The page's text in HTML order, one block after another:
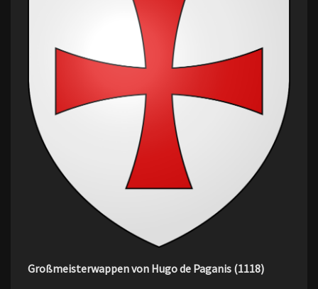
Großmeisterwappen von Hugo de Paganis (1118)